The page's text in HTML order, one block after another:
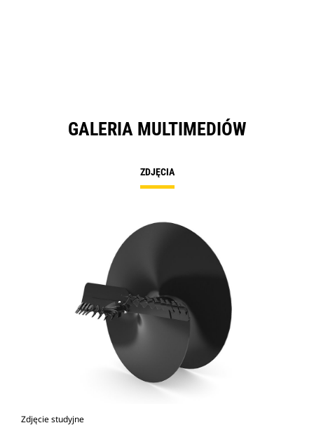
GALERIA MULTIMEDIÓW
ZDJĘCIA
Zdjęcie studyjne